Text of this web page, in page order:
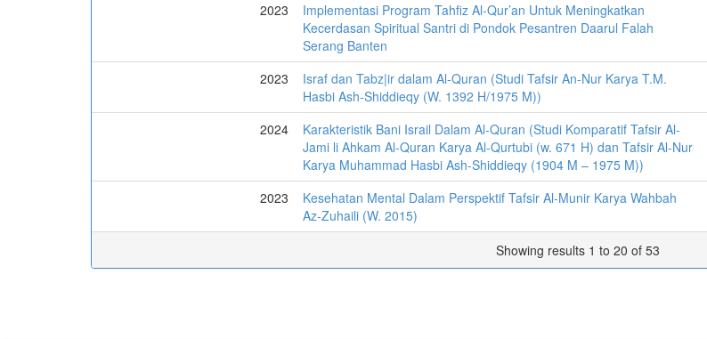
2023
Implementasi Program Tahfiz Al-Qur’an Untuk Meningkatkan
Kecerdasan Spiritual Santri di Pondok Pesantren Daarul Falah
Serang Banten
2023
Israf dan Tabz|ir dalam Al-Quran (Studi Tafsir An-Nur Karya T.M.
Hasbi Ash-Shiddieqy (W. 1392 H/1975 M))
2024
Karakteristik Bani Israil Dalam Al-Quran (Studi Komparatif Tafsir Al-
Jami li Ahkam Al-Quran Karya Al-Qurtubi (w. 671 H) dan Tafsir Al-Nur
Karya Muhammad Hasbi Ash-Shiddieqy (1904 M – 1975 M))
2023
Kesehatan Mental Dalam Perspektif Tafsir Al-Munir Karya Wahbah
Az-Zuhaili (W. 2015)
Showing results 1 to 20 of 53